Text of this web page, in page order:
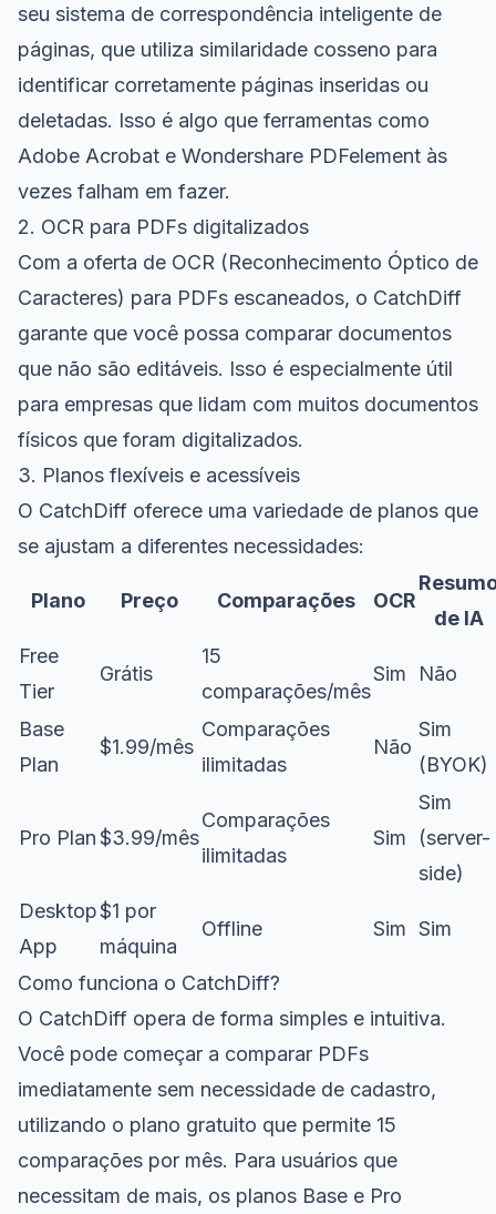
seu sistema de correspondência inteligente de
páginas, que utiliza similaridade cosseno para
identificar corretamente páginas inseridas ou
deletadas. Isso é algo que ferramentas como
Adobe Acrobat e Wondershare PDFelement às
vezes falham em fazer.
2. OCR para PDFs digitalizados
Com a oferta de OCR (Reconhecimento Óptico de
Caracteres) para PDFs escaneados, o CatchDiff
garante que você possa comparar documentos
que não são editáveis. Isso é especialmente útil
para empresas que lidam com muitos documentos
físicos que foram digitalizados.
3. Planos flexíveis e acessíveis
O CatchDiff oferece uma variedade de planos que
se ajustam a diferentes necessidades:
Plano Preço Comparações OCR
de IA
Free
Tier
Grátis
15
comparações/mês
Sim Não
Base
Plan
$1.99/mês
Comparações
ilimitadas
Não
Sim
(BYOK)
Pro Plan$3.99/mês
Comparações
ilimitadas
Sim
Sim
(server-
side)
Desktop
App
$1 por
máquina
Offline Sim Sim
Como funciona o CatchDiff?
O CatchDiff opera de forma simples e intuitiva.
Você pode começar a comparar PDFs
imediatamente sem necessidade de cadastro,
utilizando o plano gratuito que permite 15
comparações por mês. Para usuários que
necessitam de mais, os planos Base e Pro